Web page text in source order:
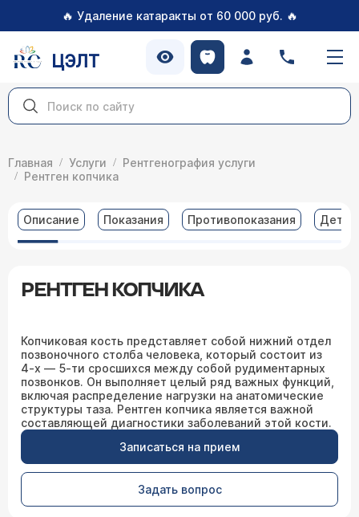
🔥 Удаление катаракты от 60 000 руб. 🔥
ЦЭЛТ
Главная Услуги
Рентгенография услуги
Рентген копчика
Описание Показания Противопоказания
РЕНТГЕН КОПЧИКА
Копчиковая кость представляет собой нижний отдел
позвоночного столба человека, который состоит из
4-х — 5-ти сросшихся между собой рудиментарных
позвонков. Он выполняет целый ряд важных функций,
включая распределение нагрузки на анатомические
структуры таза. Рентген копчика является важной
составляющей диагностики заболеваний этой кости.
Записаться на прием
Задать вопрос